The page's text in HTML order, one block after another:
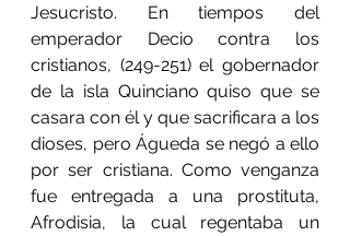
Jesucristo. En tiempos del
emperador Decio contra los
cristianos, (249-251) el gobernador
de la isla Quinciano quiso que se
casara con él y que sacrificara a los
dioses, pero Águeda se negó a ello
por ser cristiana. Como venganza
fue entregada a una prostituta,
Afrodisia, la cual regentaba un